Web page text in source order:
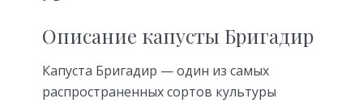
Описание капусты Бригадир
Капуста Бригадир — один из самых
распространенных сортов культуры